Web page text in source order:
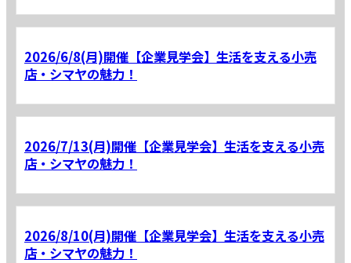
2026/6/8(月)開催【企業見学会】生活を支える小売
店・シマヤの魅力！
2026/7/13(月)開催【企業見学会】生活を支える小売
店・シマヤの魅力！
2026/8/10(月)開催【企業見学会】生活を支える小売
店・シマヤの魅力！